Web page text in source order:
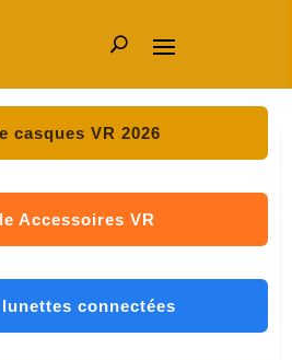
casques VR 2026
Accessoires VR
connectées